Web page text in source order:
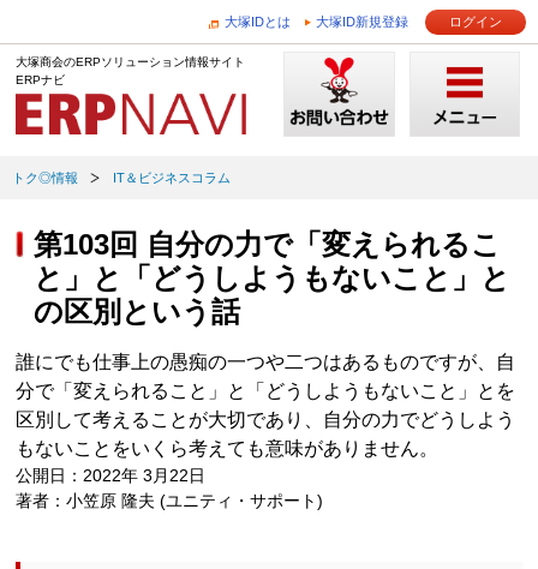
大塚IDとは 大塚ID新規登録 ログイン
大塚商会のERPソリューション情報サイト
ERPナビ
トク◎情報 IT＆ビジネスコラム
第103回 自分の力で「変えられるこ
と」と「どうしようもないこと」と
の区別という話
誰にでも仕事上の愚痴の一つや二つはあるものですが、自
分で「変えられること」と「どうしようもないこと」とを
区別して考えることが大切であり、自分の力でどうしよう
もないことをいくら考えても意味がありません。
公開日：2022年 3月22日
著者：小笠原 隆夫 (ユニティ・サポート)